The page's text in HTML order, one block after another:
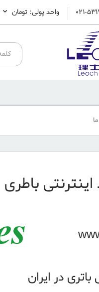
واحد پولی: تومان
باطری
در ایران 02153179